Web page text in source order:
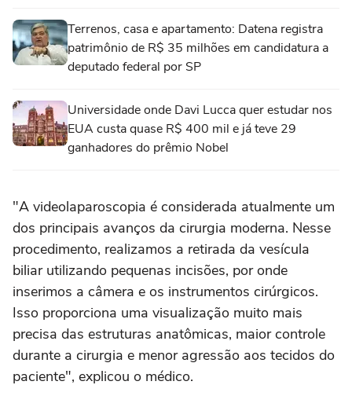
Terrenos, casa e apartamento: Datena registra
patrimônio de R$ 35 milhões em candidatura a
deputado federal por SP
Universidade onde Davi Lucca quer estudar nos
EUA custa quase R$ 400 mil e já teve 29
ganhadores do prêmio Nobel
"A videolaparoscopia é considerada atualmente um
dos principais avanços da cirurgia moderna. Nesse
procedimento, realizamos a retirada da vesícula
biliar utilizando pequenas incisões, por onde
inserimos a câmera e os instrumentos cirúrgicos.
Isso proporciona uma visualização muito mais
precisa das estruturas anatômicas, maior controle
durante a cirurgia e menor agressão aos tecidos do
paciente", explicou o médico.